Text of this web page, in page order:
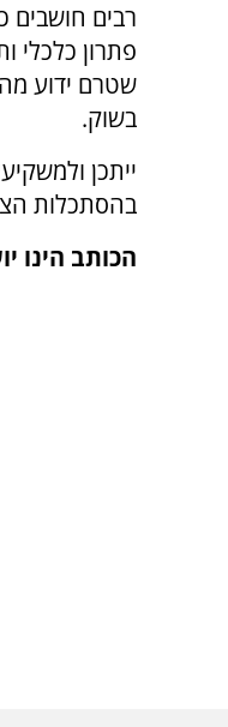
רבים חושבים
פתרון כלכלי
שטרם ידוע
בשוק.
ייתכן
בהסתכלות
הכותב הינו